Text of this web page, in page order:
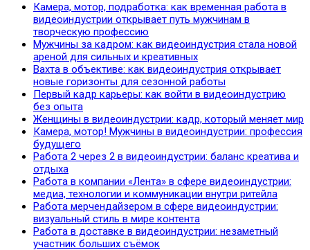
Камера, мотор, подработка: как временная работа в
видеоиндустрии открывает путь мужчинам в
творческую профессию
Мужчины за кадром: как видеоиндустрия стала новой
ареной для сильных и креативных
Вахта в объективе: как видеоиндустрия открывает
новые горизонты для сезонной работы
Первый кадр карьеры: как войти в видеоиндустрию
без опыта
Женщины в видеоиндустрии: кадр, который меняет мир
Камера, мотор! Мужчины в видеоиндустрии: профессия
будущего
Работа 2 через 2 в видеоиндустрии: баланс креатива и
отдыха
Работа в компании «Лента» в сфере видеоиндустрии:
медиа, технологии и коммуникации внутри ритейла
Работа мерчендайзером в сфере видеоиндустрии:
визуальный стиль в мире контента
Работа в доставке в видеоиндустрии: незаметный
участник больших съёмок